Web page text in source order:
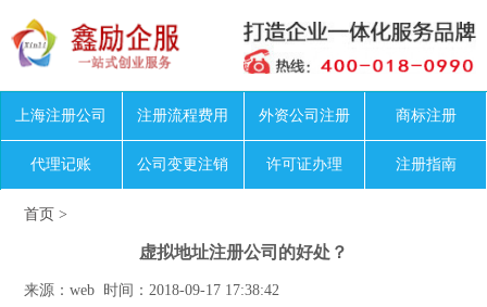
上海注册公司 注册流程费用 外资公司注册 商标注册
代理记账 公司变更注销 许可证办理 注册指南
首页 >
虚拟地址注册公司的好处？
来源：web 时间：2018-09-17 17:38:42